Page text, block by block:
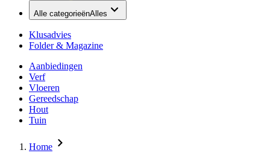
Alle categorieënAlles
Klusadvies
Folder & Magazine
Aanbiedingen
Verf
Vloeren
Gereedschap
Hout
Tuin
Home